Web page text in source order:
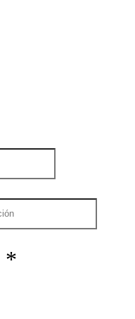
*